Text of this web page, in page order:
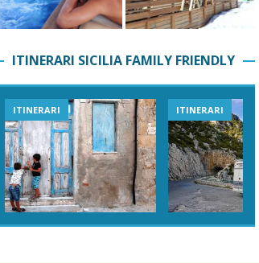
ITINERARI SICILIA FAMILY FRIENDLY
ITINERARI ITINERARI